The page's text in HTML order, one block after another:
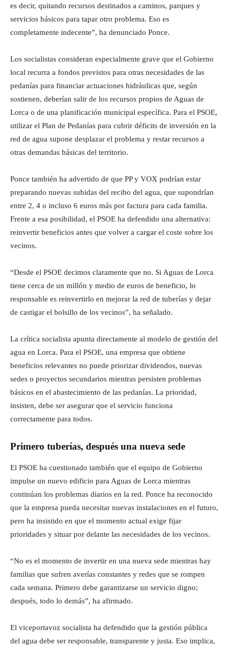
es decir, quitando recursos destinados a caminos, parques y
servicios básicos para tapar otro problema. Eso es
completamente indecente”, ha denunciado Ponce.
Los socialistas consideran especialmente grave que el Gobierno
local recurra a fondos previstos para otras necesidades de las
pedanías para financiar actuaciones hidráulicas que, según
sostienen, deberían salir de los recursos propios de Aguas de
Lorca o de una planificación municipal específica. Para el PSOE,
utilizar el Plan de Pedanías para cubrir déficits de inversión en la
red de agua supone desplazar el problema y restar recursos a
otras demandas básicas del territorio.
Ponce también ha advertido de que PP y VOX podrían estar
preparando nuevas subidas del recibo del agua, que supondrían
entre 2, 4 o incluso 6 euros más por factura para cada familia.
Frente a esa posibilidad, el PSOE ha defendido una alternativa:
reinvertir beneficios antes que volver a cargar el coste sobre los
vecinos.
“Desde el PSOE decimos claramente que no. Si Aguas de Lorca
tiene cerca de un millón y medio de euros de beneficio, lo
responsable es reinvertirlo en mejorar la red de tuberías y dejar
de castigar el bolsillo de los vecinos”, ha señalado.
La crítica socialista apunta directamente al modelo de gestión del
agua en Lorca. Para el PSOE, una empresa que obtiene
beneficios relevantes no puede priorizar dividendos, nuevas
sedes o proyectos secundarios mientras persisten problemas
básicos en el abastecimiento de las pedanías. La prioridad,
insisten, debe ser asegurar que el servicio funciona
correctamente para todos.
Primero tuberías, después una nueva sede
El PSOE ha cuestionado también que el equipo de Gobierno
impulse un nuevo edificio para Aguas de Lorca mientras
continúan los problemas diarios en la red. Ponce ha reconocido
que la empresa pueda necesitar nuevas instalaciones en el futuro,
pero ha insistido en que el momento actual exige fijar
prioridades y situar por delante las necesidades de los vecinos.
“No es el momento de invertir en una nueva sede mientras hay
familias que sufren averías constantes y redes que se rompen
cada semana. Primero debe garantizarse un servicio digno;
después, todo lo demás”, ha afirmado.
El viceportavoz socialista ha defendido que la gestión pública
del agua debe ser responsable, transparente y justa. Eso implica,